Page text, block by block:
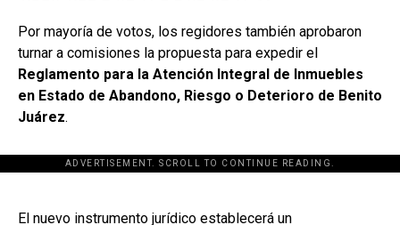
Por mayoría de votos, los regidores también aprobaron
turnar a comisiones la propuesta para expedir el
Reglamento para la Atención Integral de Inmuebles
en Estado de Abandono, Riesgo o Deterioro de Benito
Juárez.
ADVERTISEMENT. SCROLL TO CONTINUE READING.
[adsforwp id="243463"]
El nuevo instrumento jurídico establecerá un